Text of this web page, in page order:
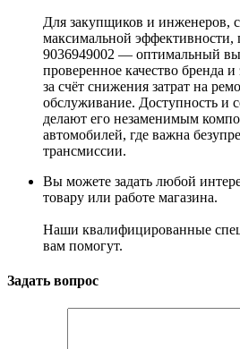
Для закупщиков и инженеров,
максимальной
9036949002 — оптимальный
проверенное качество бренда
за счёт снижения затрат на
обслуживание. Доступность и
делают его незаменимым
автомобилей, где важна
трансмиссии.
Вы можете задать любой
товару или работе магазина.
Наши квалифицированные
вам помогут.
Задать вопрос